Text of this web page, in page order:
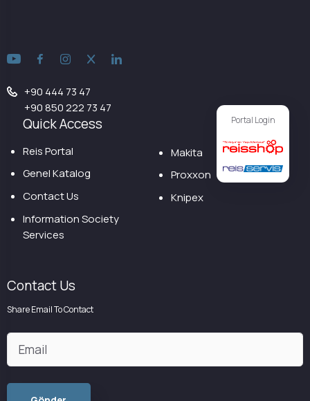
Portal Login
+90 444 73 47
+90 850 222 73 47
Quick Access
Reis Portal
Genel Katalog
Contact Us
Information Society
Services
Makita
Proxxon
Knipex
Contact Us
Share Email To Contact